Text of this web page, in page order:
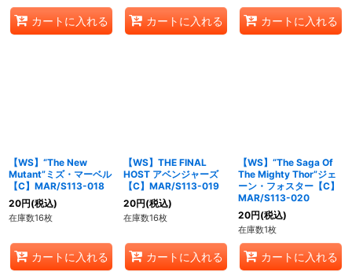
カートに入れる カートに入れる カートに入れる
【WS】“The New
Mutant”ミズ・マーベル
【C】MAR/S113-018
20円(税込)
在庫数16枚
カートに入れる
【WS】THE FINAL
HOST アベンジャーズ
【C】MAR/S113-019
20円(税込)
在庫数16枚
カートに入れる
【WS】“The Saga Of
The Mighty Thor”ジェ
ーン・フォスター【C】
MAR/S113-020
20円(税込)
在庫数1枚
カートに入れる